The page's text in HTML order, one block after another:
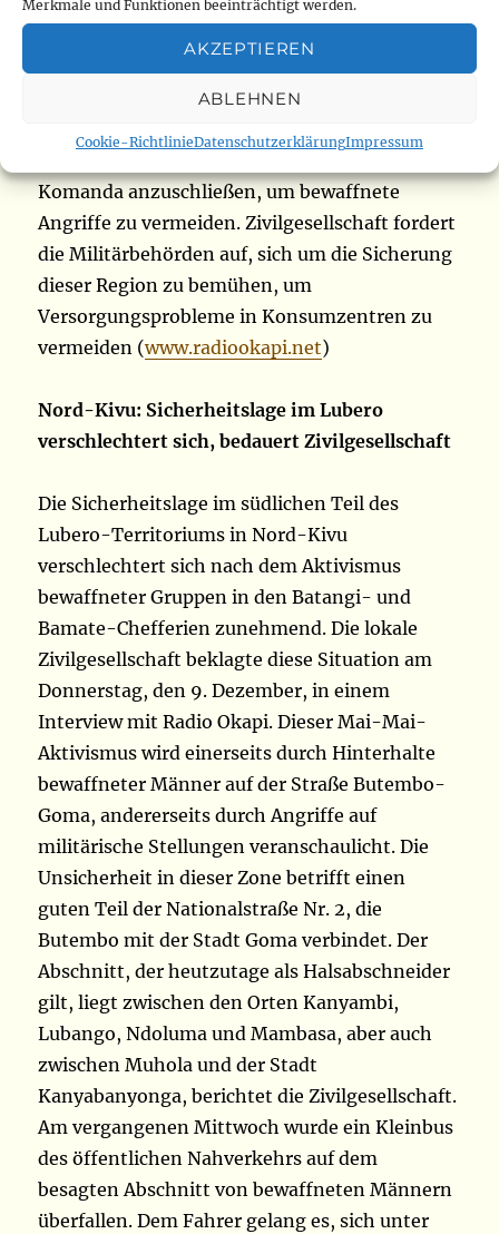
Merkmale und Funktionen beeinträchtigt werden.
AKZEPTIEREN
ABLEHNEN
Cookie-RichtlinieDatenschutzerklärungImpressum
Region sind mit Unsicherheit konfrontiert. Die
durchzuführen. Sie geben an, dass sie
gezwungen sind, Beni über Mangina zu
Komanda anzuschließen, um bewaffnete
Angriffe zu vermeiden. Zivilgesellschaft fordert
die Militärbehörden auf, sich um die Sicherung
dieser Region zu bemühen, um
Versorgungsprobleme in Konsumzentren zu
vermeiden (www.radiookapi.net)
Nord-Kivu: Sicherheitslage im Lubero
verschlechtert sich, bedauert Zivilgesellschaft
Die Sicherheitslage im südlichen Teil des
Lubero-Territoriums in Nord-Kivu
verschlechtert sich nach dem Aktivismus
bewaffneter Gruppen in den Batangi- und
Bamate-Chefferien zunehmend. Die lokale
Zivilgesellschaft beklagte diese Situation am
Donnerstag, den 9. Dezember, in einem
Interview mit Radio Okapi. Dieser Mai-Mai-
Aktivismus wird einerseits durch Hinterhalte
bewaffneter Männer auf der Straße Butembo-
Goma, andererseits durch Angriffe auf
militärische Stellungen veranschaulicht. Die
Unsicherheit in dieser Zone betrifft einen
guten Teil der Nationalstraße Nr. 2, die
Butembo mit der Stadt Goma verbindet. Der
Abschnitt, der heutzutage als Halsabschneider
gilt, liegt zwischen den Orten Kanyambi,
Lubango, Ndoluma und Mambasa, aber auch
zwischen Muhola und der Stadt
Kanyabanyonga, berichtet die Zivilgesellschaft.
Am vergangenen Mittwoch wurde ein Kleinbus
des öffentlichen Nahverkehrs auf dem
besagten Abschnitt von bewaffneten Männern
überfallen. Dem Fahrer gelang es, sich unter